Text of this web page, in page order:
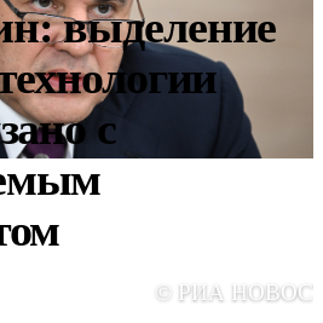
выделение
с
© РИА